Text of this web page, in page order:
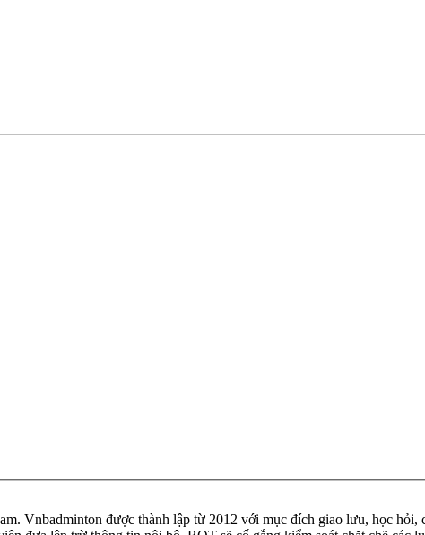
Vnbadminton được thành lập từ 2012 với mục đích giao lưu, học hỏi,